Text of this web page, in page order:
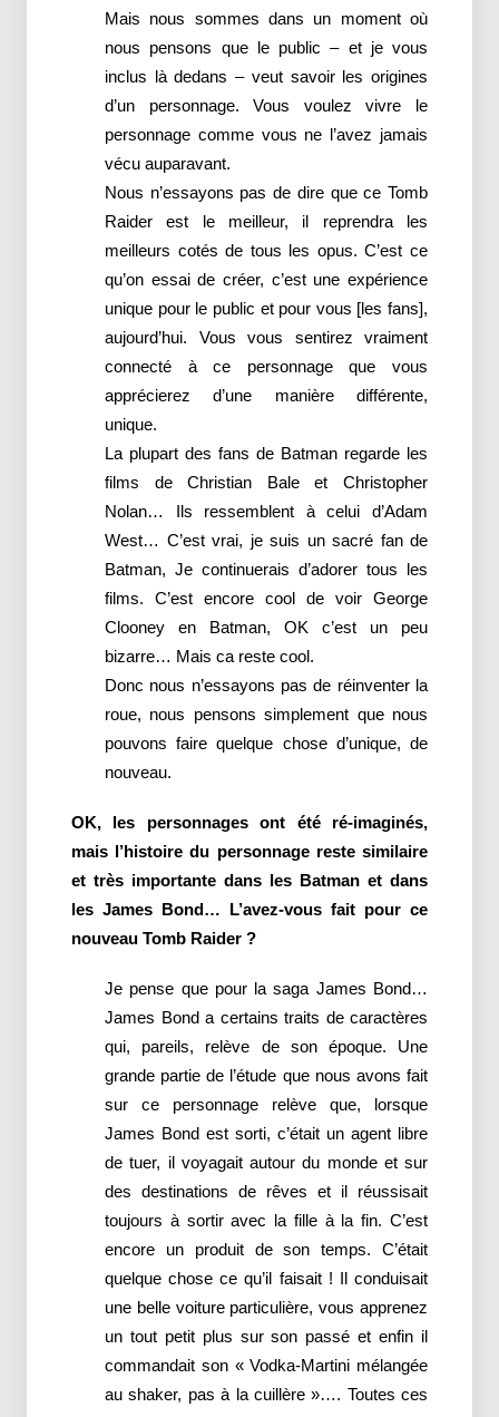
Mais nous sommes dans un moment où
nous pensons que le public – et je vous
inclus là dedans – veut savoir les origines
d’un personnage. Vous voulez vivre le
personnage comme vous ne l’avez jamais
vécu auparavant.
Nous n’essayons pas de dire que ce Tomb
Raider est le meilleur, il reprendra les
meilleurs cotés de tous les opus. C’est ce
qu’on essai de créer, c’est une expérience
unique pour le public et pour vous [les fans],
aujourd’hui. Vous vous sentirez vraiment
connecté à ce personnage que vous
apprécierez d’une manière différente,
unique.
La plupart des fans de Batman regarde les
films de Christian Bale et Christopher
Nolan… Ils ressemblent à celui d’Adam
West… C’est vrai, je suis un sacré fan de
Batman, Je continuerais d’adorer tous les
films. C’est encore cool de voir George
Clooney en Batman, OK c’est un peu
bizarre… Mais ca reste cool.
Donc nous n’essayons pas de réinventer la
roue, nous pensons simplement que nous
pouvons faire quelque chose d’unique, de
nouveau.
OK, les personnages ont été ré-imaginés,
mais l’histoire du personnage reste similaire
et très importante dans les Batman et dans
les James Bond… L’avez-vous fait pour ce
nouveau Tomb Raider ?
Je pense que pour la saga James Bond…
James Bond a certains traits de caractères
qui, pareils, relève de son époque. Une
grande partie de l’étude que nous avons fait
sur ce personnage relève que, lorsque
James Bond est sorti, c’était un agent libre
de tuer, il voyagait autour du monde et sur
des destinations de rêves et il réussisait
toujours à sortir avec la fille à la fin. C’est
encore un produit de son temps. C’était
quelque chose ce qu’il faisait ! Il conduisait
une belle voiture particulière, vous apprenez
un tout petit plus sur son passé et enfin il
commandait son « Vodka-Martini mélangée
au shaker, pas à la cuillère »…. Toutes ces